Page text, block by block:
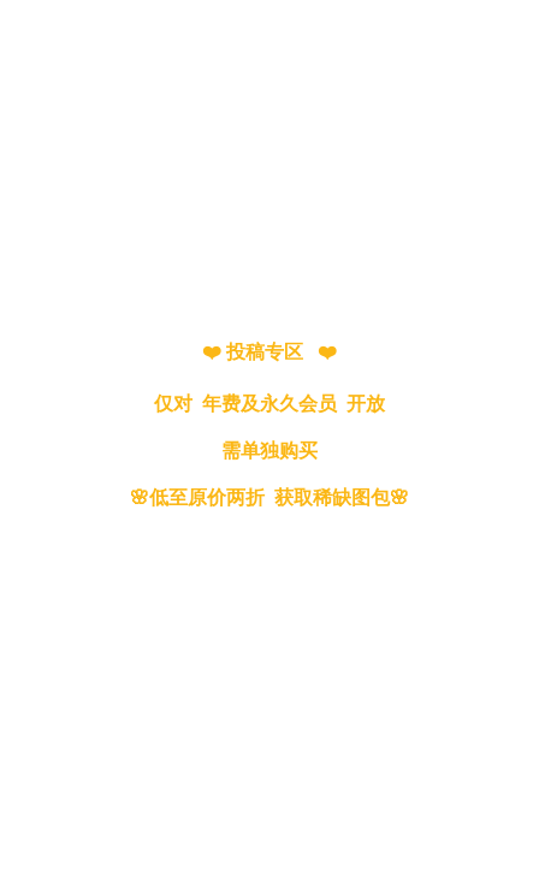
❤️ 投稿专区 ❤️
仅对 年费及永久会员 开放
需单独购买
🌸低至原价两折 获取稀缺图包🌸